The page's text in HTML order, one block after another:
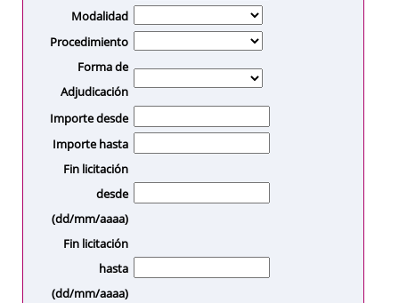
Modalidad
Procedimiento
Forma de
Adjudicación
Importe desde
Importe hasta
Fin licitación
desde
(dd/mm/aaaa)
Fin licitación
hasta
(dd/mm/aaaa)